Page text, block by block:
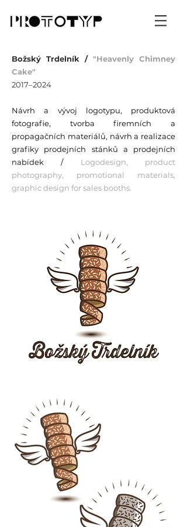
Božský Trdelník / "Heavenly Chimney
Cake"
2017–2024
Návrh a vývoj logotypu, produktová
fotografie, tvorba firemních a
propagačních materiálů, návrh a realizace
grafiky prodejních stánků a prodejních
nabídek / Logodesign, product
photography, promotional materials,
graphic design for sales booths.